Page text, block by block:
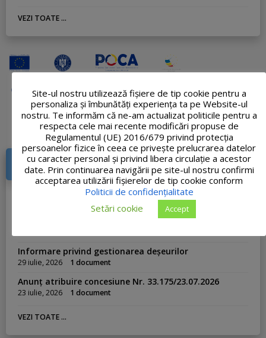
VEZI TOATE ...
DOCUMENTE RECENTE
Publicație de căsătorie din 03.08.2026
Anunț atribuire vânzare teren din 31.07.2026
Informare privind gestionarea deșeurilor
29 iulie, 2026 1 document
Anunț atribuire concesiune Nr. 33.175/23.07.2026
23 iulie, 2026 1 document
VEZI TOATE ...
Site-ul nostru utilizează fişiere de tip cookie pentru a
personaliza și îmbunătăți experiența ta pe Website-ul
nostru. Te informăm că ne-am actualizat politicile pentru a
respecta cele mai recente modificări propuse de
Regulamentul (UE) 2016/679 privind protecția
persoanelor fizice în ceea ce privește prelucrarea datelor
cu caracter personal și privind libera circulație a acestor
date. Prin continuarea navigării pe site-ul nostru confirmi
acceptarea utilizării fişierelor de tip cookie conform
Politicii de confidențialitate
Setări cookie
Accept